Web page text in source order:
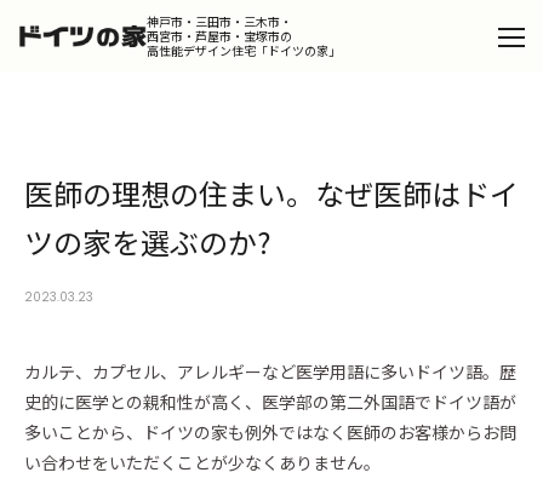
神戸市・三田市・三木市・
西宮市・芦屋市・宝塚市の
高性能デザイン住宅「ドイツの家」
Design
デザインコンセプト
ドイツの家
Portfolio
ポートフォリオ
Dialog
スタッフが語るドイツの家の魅力
医師の理想の住まい。なぜ医師はドイ
ツの家を選ぶのか?
2023.03.23
カルテ、カプセル、アレルギーなど医学用語に多いドイツ語。歴
史的に医学との親和性が高く、医学部の第二外国語でドイツ語が
多いことから、ドイツの家も例外ではなく医師のお客様からお問
い合わせをいただくことが少なくありません。